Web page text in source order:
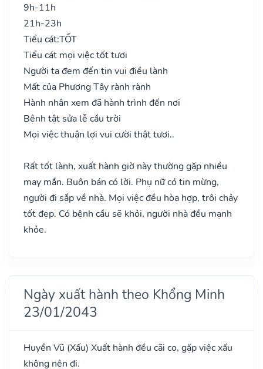
9h-11h
21h-23h
Tiểu cát:TỐT
Tiểu cát mọi việc tốt tươi
Người ta đem đến tin vui điều lành
Mất của Phương Tây rành rành
Hành nhân xem đã hành trình đến nơi
Bệnh tật sửa lễ cầu trời
Mọi việc thuận lợi vui cười thật tươi..
Rất tốt lành, xuất hành giờ này thường gặp nhiều
may mắn. Buôn bán có lời. Phụ nữ có tin mừng,
người đi sắp về nhà. Mọi việc đều hòa hợp, trôi chảy
tốt đẹp. Có bệnh cầu sẽ khỏi, người nhà đều mạnh
khỏe.
Ngày xuất hành theo Khổng Minh
23/01/2043
Huyền Vũ (Xấu) Xuất hành đều cãi cọ, gặp việc xấu
không nên đi.